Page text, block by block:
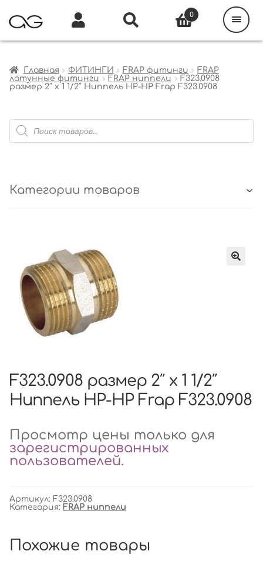
Главная ФИТИНГИ FRAP фитинги
FRAP
латунные фитинги
FRAP ниппели
F323.0908
размер 2″ x 1 1/2″ Ниппель НР-НР Frap F323.0908
Поиск
товаров
Категории товаров
F323.0908 размер 2″ x 1 1/2″
Ниппель НР-НР Frap F323.0908
Просмотр цены только для
зарегистрированных
пользователей.
Артикул: F323.0908
Категория: FRAP ниппели
Похожие товары
0